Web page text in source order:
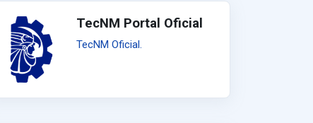
TecNM Portal Oficial
TecNM Oficial.